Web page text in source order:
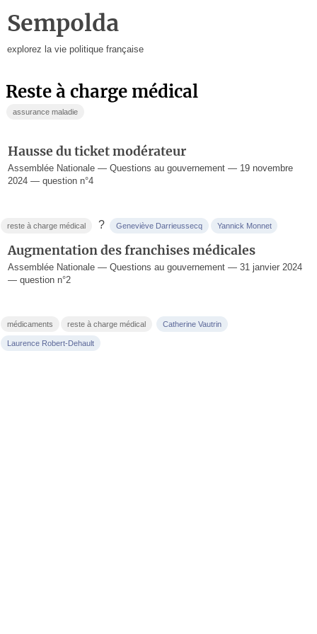
Sempolda
explorez la vie politique française
reste à charge médical
assurance maladie
Hausse du ticket modérateur
Assemblée Nationale — Questions au gouvernement — 19 novembre
2024 — question n°4
reste à charge médical ? Geneviève Darrieussecq Yannick Monnet
Augmentation des franchises médicales
Assemblée Nationale — Questions au gouvernement — 31 janvier 2024
— question n°2
médicaments reste à charge médical Catherine Vautrin
Laurence Robert-Dehault